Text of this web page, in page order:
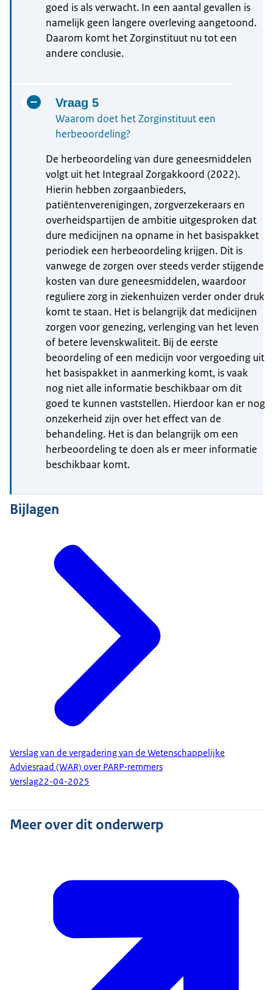
goed is als verwacht. In een aantal gevallen is
namelijk geen langere overleving aangetoond.
Daarom komt het Zorginstituut nu tot een
andere conclusie.
Vraag 5
Waarom doet het Zorginstituut een
herbeoordeling?
De herbeoordeling van dure geneesmiddelen
volgt uit het Integraal Zorgakkoord (2022).
Hierin hebben zorgaanbieders,
patiëntenverenigingen, zorgverzekeraars en
overheidspartijen de ambitie uitgesproken dat
dure medicijnen na opname in het basispakket
periodiek een herbeoordeling krijgen. Dit is
vanwege de zorgen over steeds verder stijgende
kosten van dure geneesmiddelen, waardoor
reguliere zorg in ziekenhuizen verder onder druk
komt te staan. Het is belangrijk dat medicijnen
zorgen voor genezing, verlenging van het leven
of betere levenskwaliteit. Bij de eerste
beoordeling of een medicijn voor vergoeding uit
het basispakket in aanmerking komt, is vaak
nog niet alle informatie beschikbaar om dit
goed te kunnen vaststellen. Hierdoor kan er nog
onzekerheid zijn over het effect van de
behandeling. Het is dan belangrijk om een
herbeoordeling te doen als er meer informatie
beschikbaar komt.
Bijlagen
Verslag van de vergadering van de Wetenschappelijke
Adviesraad (WAR) over PARP-remmers
Verslag22-04-2025
Meer over dit onderwerp